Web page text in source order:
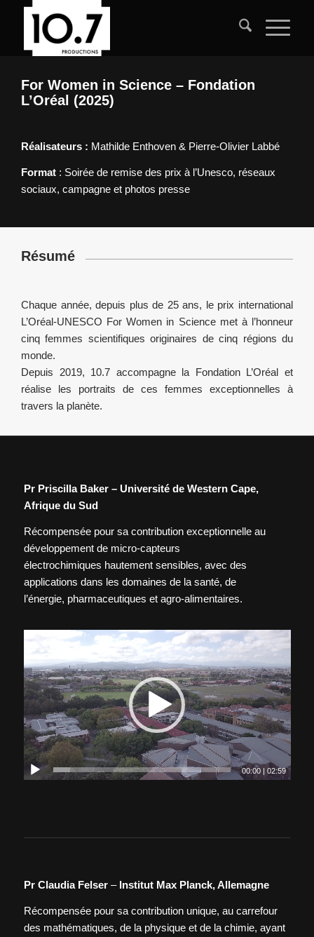
For Women in Science – Fondation
L’Oréal (2025)
Réalisateurs : Mathilde Enthoven & Pierre-Olivier Labbé
Format : Soirée de remise des prix à l’Unesco, réseaux
sociaux, campagne et photos presse
Résumé
Chaque année, depuis plus de 25 ans, le prix international
L’Oréal-UNESCO For Women in Science met à l’honneur
cinq femmes scientifiques originaires de cinq régions du
monde.
Depuis 2019, 10.7 accompagne la Fondation L’Oréal et
réalise les portraits de ces femmes exceptionnelles à
travers la planète.
Pr Priscilla Baker – Université de Western Cape,
Afrique du Sud
Récompensée pour sa contribution exceptionnelle au
développement de micro-capteurs
électrochimiques hautement sensibles, avec des
applications dans les domaines de la santé, de
l’énergie, pharmaceutiques et agro-alimentaires.
00:00 |02:59
Pr Claudia Felser – Institut Max Planck, Allemagne
Récompensée pour sa contribution unique, au carrefour
des mathématiques, de la physique et de la chimie, ayant